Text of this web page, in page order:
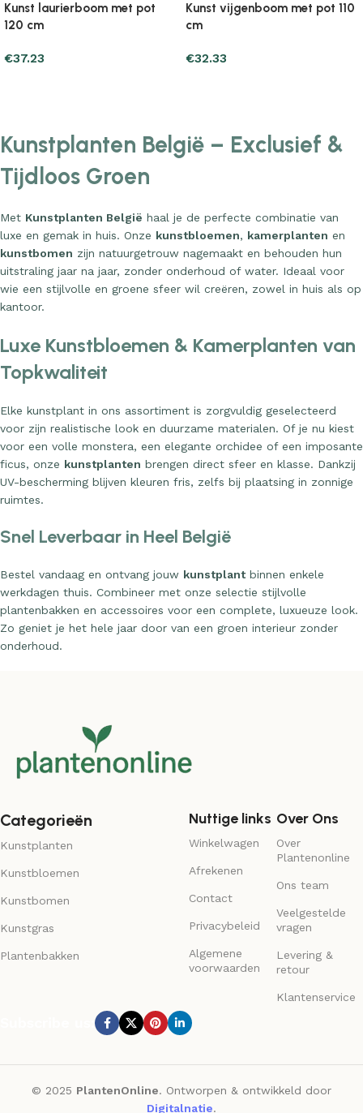
Kunst laurierboom met pot
120 cm
€37.23
Kunst vijgenboom met pot 110
cm
€32.33
Kunstplanten België – Exclusief &
Tijdloos Groen
Met Kunstplanten België haal je de perfecte combinatie van
luxe en gemak in huis. Onze kunstbloemen, kamerplanten en
kunstbomen zijn natuurgetrouw nagemaakt en behouden hun
uitstraling jaar na jaar, zonder onderhoud of water. Ideaal voor
wie een stijlvolle en groene sfeer wil creëren, zowel in huis als op
kantoor.
Luxe Kunstbloemen & Kamerplanten van
Topkwaliteit
Elke kunstplant in ons assortiment is zorgvuldig geselecteerd
voor zijn realistische look en duurzame materialen. Of je nu kiest
voor een volle monstera, een elegante orchidee of een imposante
ficus, onze kunstplanten brengen direct sfeer en klasse. Dankzij
UV-bescherming blijven kleuren fris, zelfs bij plaatsing in zonnige
ruimtes.
Snel Leverbaar in Heel België
Bestel vandaag en ontvang jouw kunstplantbinnen enkele
werkdagen thuis. Combineer met onze selectie stijlvolle
plantenbakken en accessoires voor een complete, luxueuze look.
Zo geniet je het hele jaar door van een groen interieur zonder
onderhoud.
Categorieën
Kunstplanten
Kunstbloemen
Kunstbomen
Kunstgras
Plantenbakken
Nuttige links
Winkelwagen
Afrekenen
Contact
Privacybeleid
Algemene
voorwaarden
Over Ons
Over
Plantenonline
Ons team
Veelgestelde
vragen
Levering &
retour
Klantenservice
© 2025 PlantenOnline. Ontworpen & ontwikkeld door
Digitalnatie.